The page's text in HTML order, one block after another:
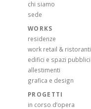
chi siamo
sede
WORKS
residenze
work retail & ristoranti
edifici e spazi pubblici
allestimenti
grafica e design
PROGETTI
in corso d’opera